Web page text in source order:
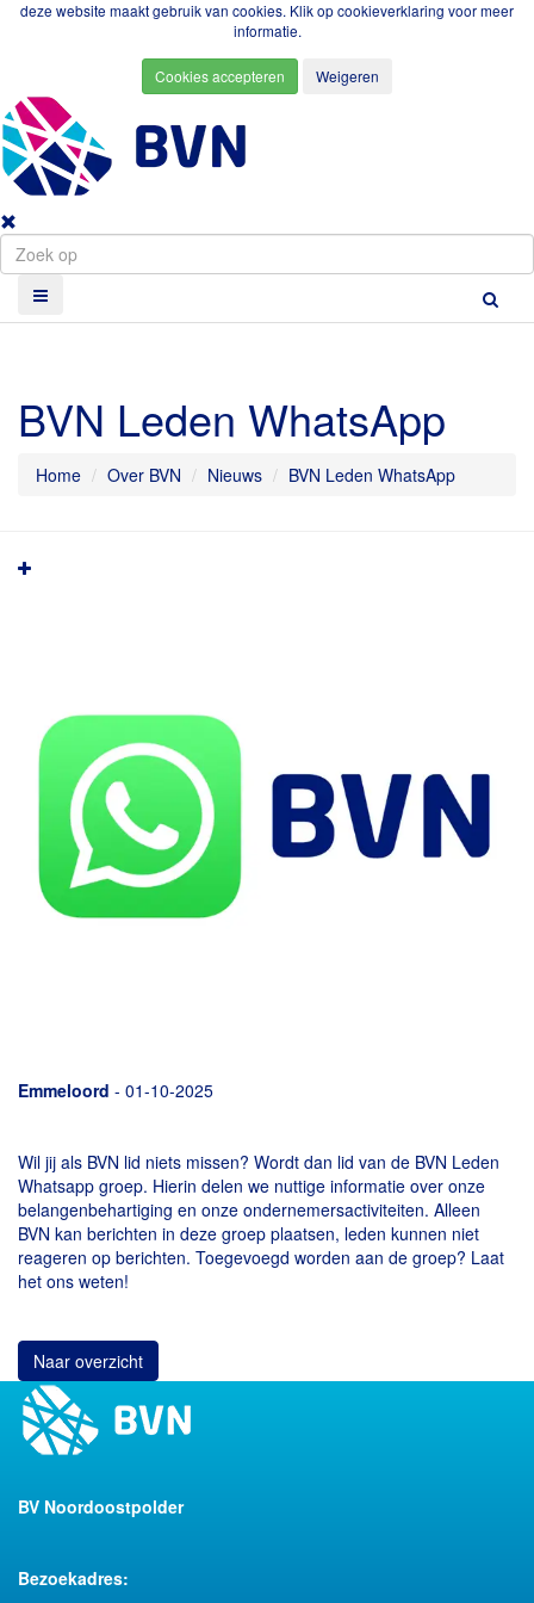
deze website maakt gebruik van cookies. Klik opcookieverklaring voor meer
informatie.
BVN Leden WhatsApp
Home Over BVN Nieuws BVN Leden WhatsApp
Emmeloord - 01-10-2025
Wil jij als BVN lid niets missen? Wordt dan lid van de BVN Leden
Whatsapp groep. Hierin delen we nuttige informatie over onze
belangenbehartiging en onze ondernemersactiviteiten. Alleen
BVN kan berichten in deze groep plaatsen, leden kunnen niet
reageren op berichten. Toegevoegd worden aan de groep? Laat
het ons weten!
Naar overzicht
BV Noordoostpolder
Bezoekadres: